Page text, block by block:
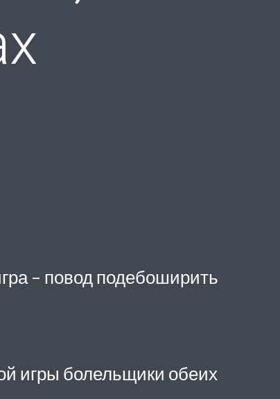
– повод подебоширить
игры болельщики обеих